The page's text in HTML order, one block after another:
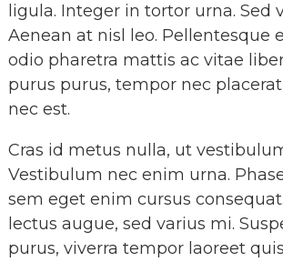
ligula. Integer in tortor urna. Sed
Aenean at nisl leo. Pellentesque
odio pharetra mattis ac vitae
purus purus, tempor nec
nec est.
Cras id metus nulla, ut
Vestibulum nec enim urna.
sem eget enim cursus
lectus augue, sed varius mi.
purus, viverra tempor laoreet